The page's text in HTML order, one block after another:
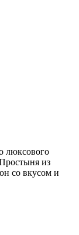
люксового
из
со вкусом и